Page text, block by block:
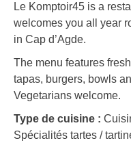
Le Komptoir45 is a
welcomes you all year
in Cap d’Agde.
The menu features
tapas, burgers, bowls
Vegetarians welcome.
Type de cuisine :
Spécialités tartes /